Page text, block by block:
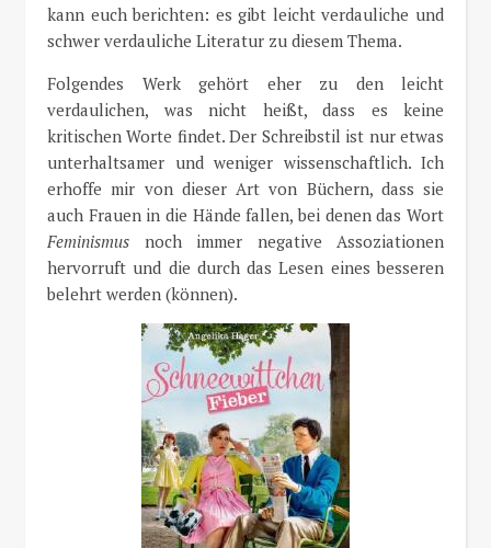
kann euch berichten: es gibt leicht verdauliche und
schwer verdauliche Literatur zu diesem Thema.
Folgendes Werk gehört eher zu den leicht
verdaulichen, was nicht heißt, dass es keine
kritischen Worte findet. Der Schreibstil ist nur etwas
unterhaltsamer und weniger wissenschaftlich. Ich
erhoffe mir von dieser Art von Büchern, dass sie
auch Frauen in die Hände fallen, bei denen das Wort
Feminismus noch immer negative Assoziationen
hervorruft und die durch das Lesen eines besseren
belehrt werden (können).